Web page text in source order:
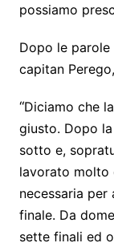
possiamo
Dopo le
capitan
“Diciamo che
giusto. Dopo
sotto e,
lavorato molto
necessaria per
finale. Da
sette finali ed